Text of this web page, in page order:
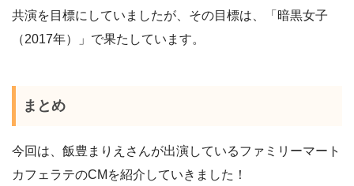
共演を目標にしていましたが、その目標は、「暗黒女子
（2017年）」で果たしています。
まとめ
今回は、飯豊まりえさんが出演しているファミリーマート
カフェラテのCMを紹介していきました！